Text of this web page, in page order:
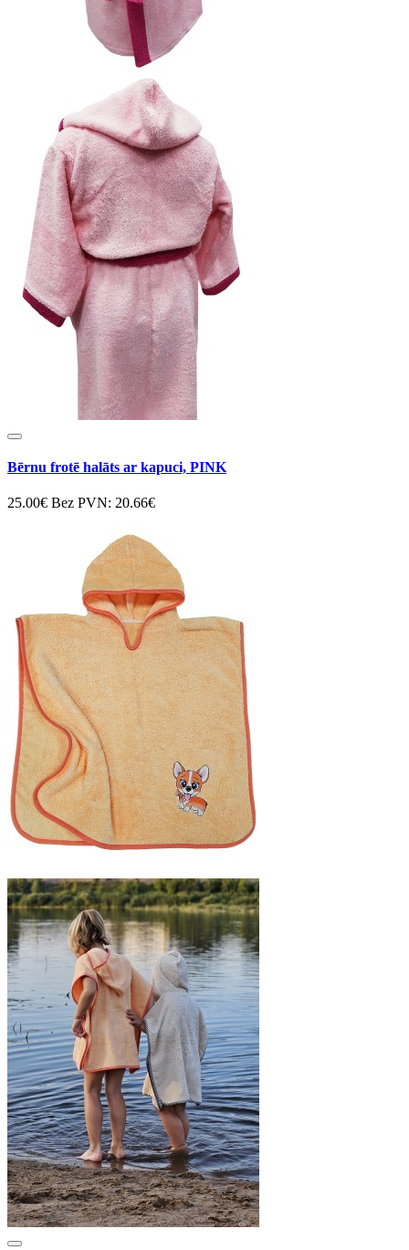
Bērnu frotē halāts ar kapuci, PINK
25.00€ Bez PVN: 20.66€